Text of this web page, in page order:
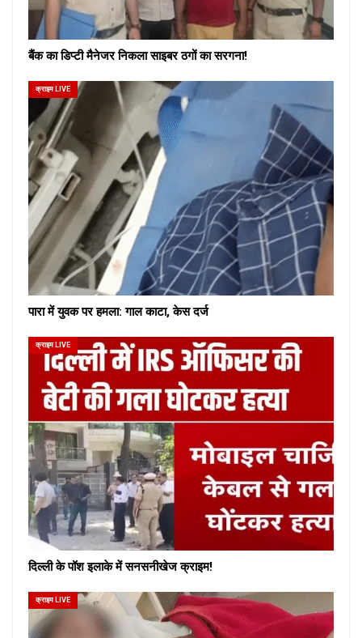
बैंक का डिप्टी मैनेजर निकला साइबर ठगों का सरगना!
क्राइम LIVE
पारा में युवक पर हमला: गाल काटा, केस दर्ज
क्राइम LIVE
दिल्ली के पॉश इलाके में सनसनीखेज क्राइम!
क्राइम LIVE